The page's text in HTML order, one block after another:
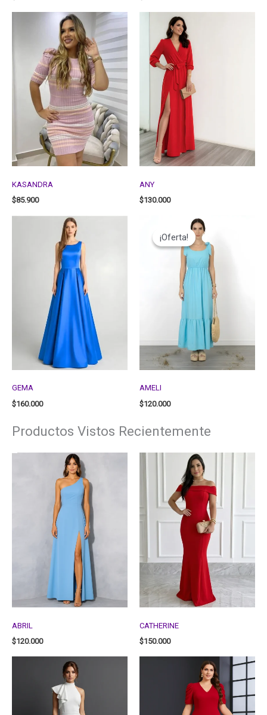
KASANDRA
$85.900
ANY
$130.000
GEMA
$160.000
¡Oferta!
¡Oferta!
AMELI
$120.000
Productos Vistos Recientemente
ABRIL
$120.000
CATHERINE
$150.000